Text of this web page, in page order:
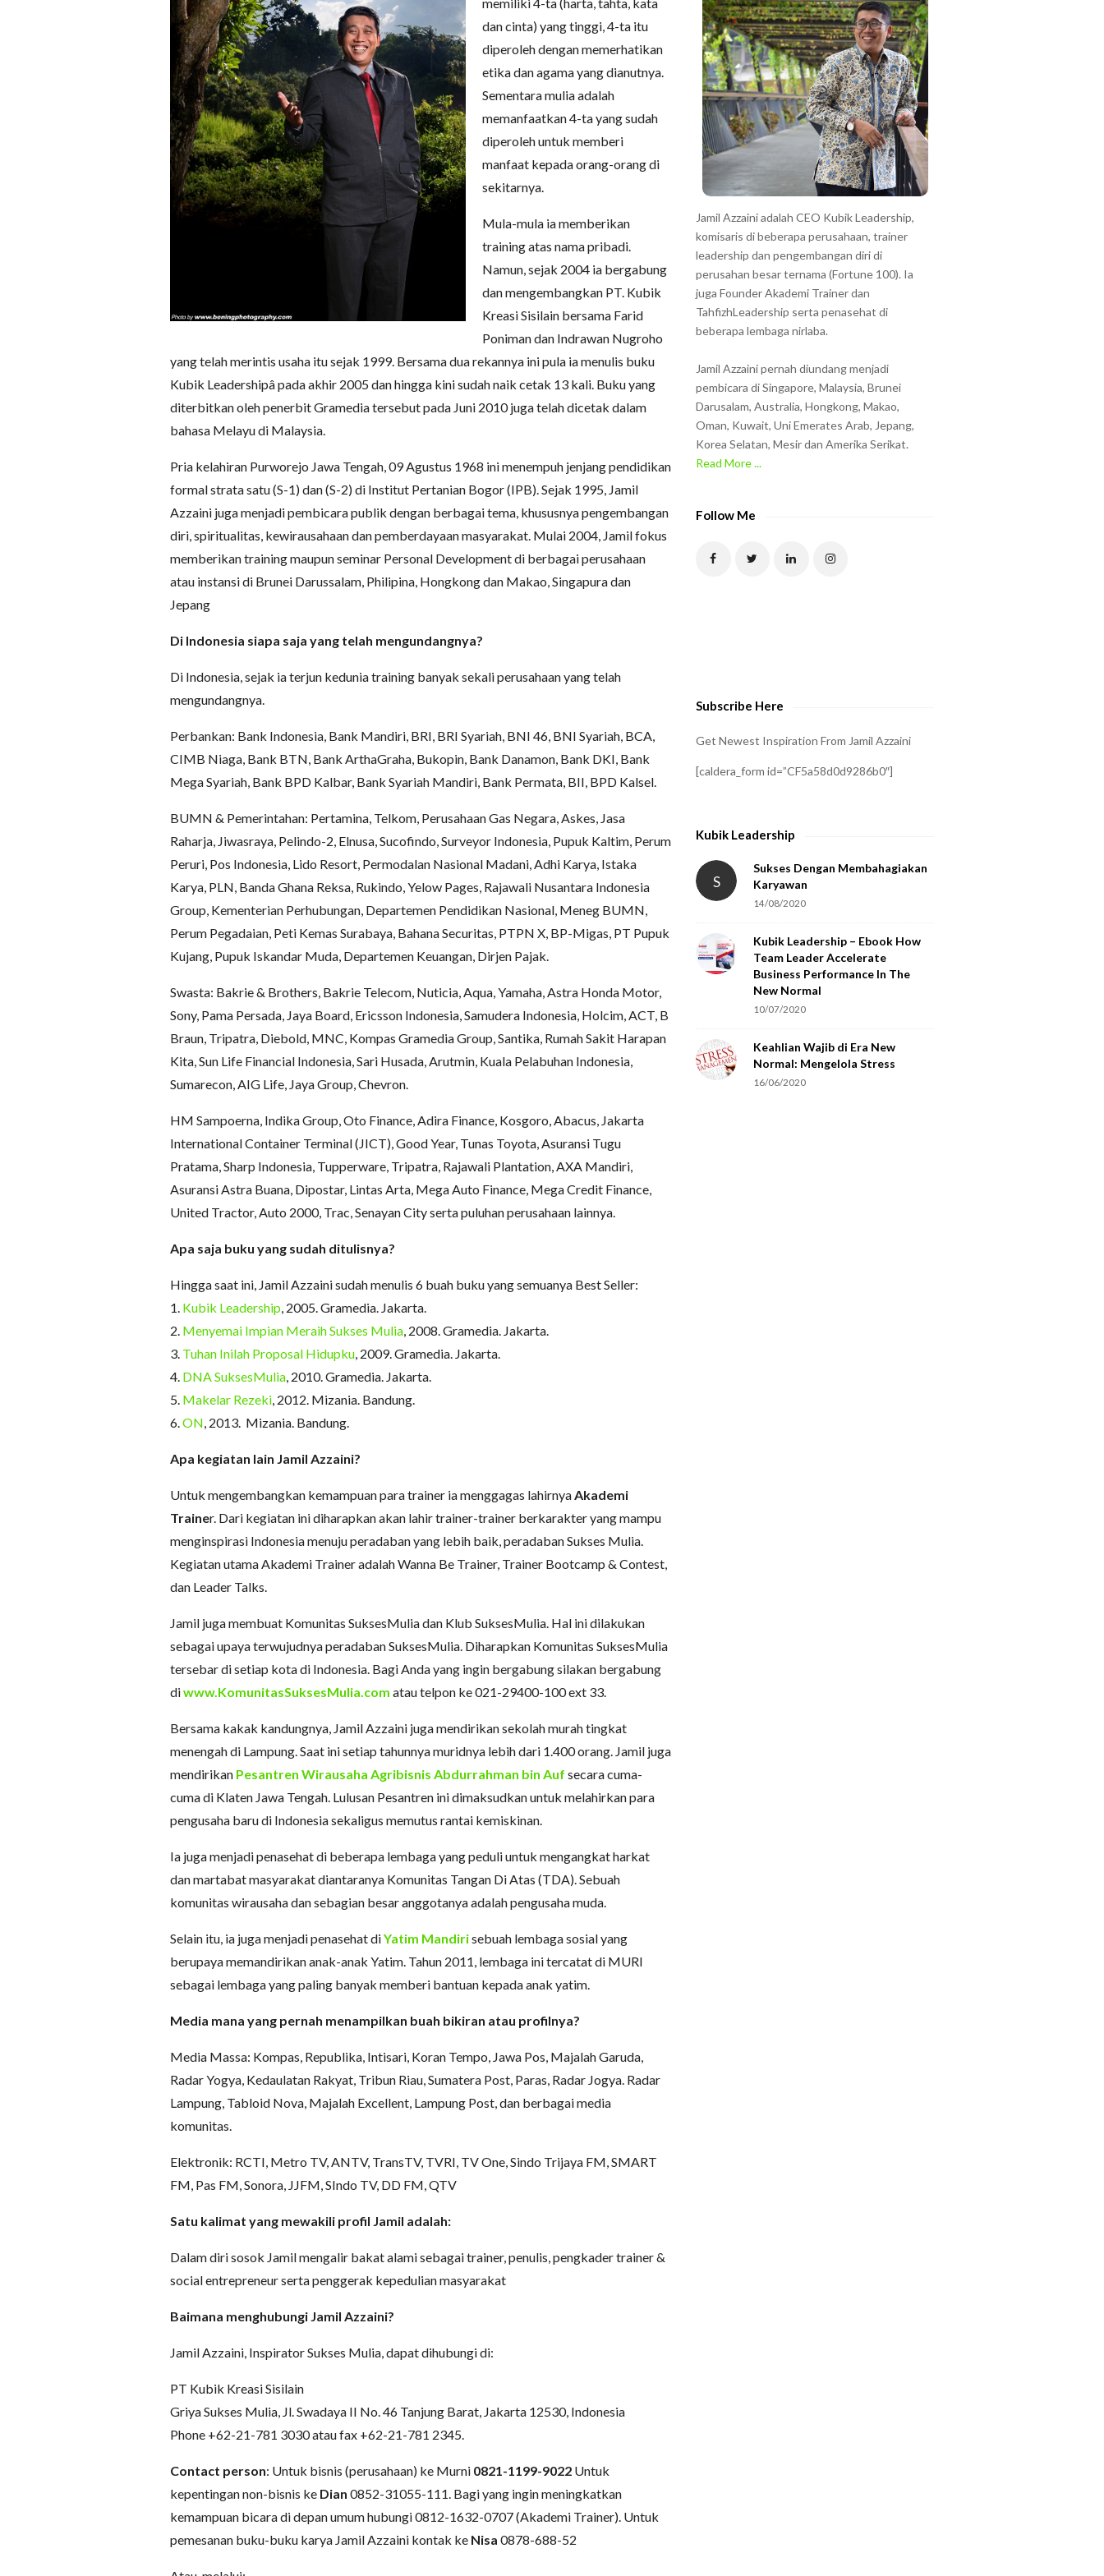
dan cinta) yang tinggi, 4-ta itu
diperoleh dengan memerhatikan
etika dan agama yang dianutnya.
Sementara mulia adalah
memanfaatkan 4-ta yang sudah
diperoleh untuk memberi
manfaat kepada orang-orang di
sekitarnya.
Mula-mula ia memberikan
training atas nama pribadi.
Namun, sejak 2004 ia bergabung
dan mengembangkan PT. Kubik
Kreasi Sisilain bersama Farid
Poniman dan Indrawan Nugroho
yang telah merintis usaha itu sejak 1999. Bersama dua rekannya ini pula ia menulis buku
Kubik Leadershipâ pada akhir 2005 dan hingga kini sudah naik cetak 13 kali. Buku yang
diterbitkan oleh penerbit Gramedia tersebut pada Juni 2010 juga telah dicetak dalam
bahasa Melayu di Malaysia.
Pria kelahiran Purworejo Jawa Tengah, 09 Agustus 1968 ini menempuh jenjang pendidikan
formal strata satu (S-1) dan (S-2) di Institut Pertanian Bogor (IPB). Sejak 1995, Jamil
Azzaini juga menjadi pembicara publik dengan berbagai tema, khususnya pengembangan
diri, spiritualitas, kewirausahaan dan pemberdayaan masyarakat. Mulai 2004, Jamil fokus
memberikan training maupun seminar Personal Development di berbagai perusahaan
atau instansi di Brunei Darussalam, Philipina, Hongkong dan Makao, Singapura dan
Jepang
Di Indonesia siapa saja yang telah mengundangnya?
Di Indonesia, sejak ia terjun kedunia training banyak sekali perusahaan yang telah
mengundangnya.
Perbankan: Bank Indonesia, Bank Mandiri, BRI, BRI Syariah, BNI 46, BNI Syariah, BCA,
CIMB Niaga, Bank BTN, Bank ArthaGraha, Bukopin, Bank Danamon, Bank DKI, Bank
Mega Syariah, Bank BPD Kalbar, Bank Syariah Mandiri, Bank Permata, BII, BPD Kalsel.
BUMN & Pemerintahan: Pertamina, Telkom, Perusahaan Gas Negara, Askes, Jasa
Raharja, Jiwasraya, Pelindo-2, Elnusa, Sucofindo, Surveyor Indonesia, Pupuk Kaltim, Perum
Peruri, Pos Indonesia, Lido Resort, Permodalan Nasional Madani, Adhi Karya, Istaka
Karya, PLN, Banda Ghana Reksa, Rukindo, Yelow Pages, Rajawali Nusantara Indonesia
Group, Kementerian Perhubungan, Departemen Pendidikan Nasional, Meneg BUMN,
Perum Pegadaian, Peti Kemas Surabaya, Bahana Securitas, PTPN X, BP-Migas, PT Pupuk
Kujang, Pupuk Iskandar Muda, Departemen Keuangan, Dirjen Pajak.
Swasta: Bakrie & Brothers, Bakrie Telecom, Nuticia, Aqua, Yamaha, Astra Honda Motor,
Sony, Pama Persada, Jaya Board, Ericsson Indonesia, Samudera Indonesia, Holcim, ACT, B
Braun, Tripatra, Diebold, MNC, Kompas Gramedia Group, Santika, Rumah Sakit Harapan
Kita, Sun Life Financial Indonesia, Sari Husada, Arutmin, Kuala Pelabuhan Indonesia,
Sumarecon, AIG Life, Jaya Group, Chevron.
HM Sampoerna, Indika Group, Oto Finance, Adira Finance, Kosgoro, Abacus, Jakarta
International Container Terminal (JICT), Good Year, Tunas Toyota, Asuransi Tugu
Pratama, Sharp Indonesia, Tupperware, Tripatra, Rajawali Plantation, AXA Mandiri,
Asuransi Astra Buana, Dipostar, Lintas Arta, Mega Auto Finance, Mega Credit Finance,
United Tractor, Auto 2000, Trac, Senayan City serta puluhan perusahaan lainnya.
Apa saja buku yang sudah ditulisnya?
Hingga saat ini, Jamil Azzaini sudah menulis 6 buah buku yang semuanya Best Seller:
1. Kubik Leadership, 2005. Gramedia. Jakarta.
2. Menyemai Impian Meraih Sukses Mulia, 2008. Gramedia. Jakarta.
3. Tuhan Inilah Proposal Hidupku, 2009. Gramedia. Jakarta.
4. DNA SuksesMulia, 2010. Gramedia. Jakarta.
5. Makelar Rezeki, 2012. Mizania. Bandung.
6.ON, 2013. Mizania. Bandung.
Apa kegiatan lain Jamil Azzaini?
Untuk mengembangkan kemampuan para trainer ia menggagas lahirnyaAkademi
Trainer. Dari kegiatan ini diharapkan akan lahir trainer-trainer berkarakter yang mampu
menginspirasi Indonesia menuju peradaban yang lebih baik, peradaban Sukses Mulia.
Kegiatan utama Akademi Trainer adalah Wanna Be Trainer, Trainer Bootcamp & Contest,
dan Leader Talks.
Jamil juga membuat Komunitas SuksesMulia dan Klub SuksesMulia. Hal ini dilakukan
sebagai upaya terwujudnya peradaban SuksesMulia. Diharapkan Komunitas SuksesMulia
tersebar di setiap kota di Indonesia. Bagi Anda yang ingin bergabung silakan bergabung
diwww.KomunitasSuksesMulia.com atau telpon ke 021-29400-100 ext 33.
Bersama kakak kandungnya, Jamil Azzaini juga mendirikan sekolah murah tingkat
menengah di Lampung. Saat ini setiap tahunnya muridnya lebih dari 1.400 orang. Jamil juga
mendirikan Pesantren Wirausaha Agribisnis Abdurrahman bin Auf secara cuma-
cuma di Klaten Jawa Tengah. Lulusan Pesantren ini dimaksudkan untuk melahirkan para
pengusaha baru di Indonesia sekaligus memutus rantai kemiskinan.
Ia juga menjadi penasehat di beberapa lembaga yang peduli untuk mengangkat harkat
dan martabat masyarakat diantaranya Komunitas Tangan Di Atas (TDA). Sebuah
komunitas wirausaha dan sebagian besar anggotanya adalah pengusaha muda.
Selain itu, ia juga menjadi penasehat diYatim Mandirisebuah lembaga sosial yang
berupaya memandirikan anak-anak Yatim. Tahun 2011, lembaga ini tercatat di MURI
sebagai lembaga yang paling banyak memberi bantuan kepada anak yatim.
Media mana yang pernah menampilkan buah bikiran atau profilnya?
Media Massa: Kompas, Republika, Intisari, Koran Tempo, Jawa Pos, Majalah Garuda,
Radar Yogya, Kedaulatan Rakyat, Tribun Riau, Sumatera Post, Paras, Radar Jogya. Radar
Lampung, Tabloid Nova, Majalah Excellent, Lampung Post, dan berbagai media
komunitas.
Elektronik: RCTI, Metro TV, ANTV, TransTV, TVRI, TV One, Sindo Trijaya FM, SMART
FM, Pas FM, Sonora, JJFM, SIndo TV, DD FM, QTV
Satu kalimat yang mewakili profil Jamil adalah:
Dalam diri sosok Jamil mengalir bakat alami sebagai trainer, penulis, pengkader trainer &
social entrepreneur serta penggerak kepedulian masyarakat
Baimana menghubungi Jamil Azzaini?
Jamil Azzaini, Inspirator Sukses Mulia, dapat dihubungi di:
PT Kubik Kreasi Sisilain
Griya Sukses Mulia, Jl. Swadaya II No. 46 Tanjung Barat, Jakarta 12530, Indonesia
Phone +62-21-781 3030 atau fax +62-21-781 2345.
Contact person: Untuk bisnis (perusahaan) ke Murni 0821-1199-9022 Untuk
kepentingan non-bisnis ke Dian 0852-31055-111. Bagi yang ingin meningkatkan
kemampuan bicara di depan umum hubungi 0812-1632-0707 (Akademi Trainer). Untuk
pemesanan buku-buku karya Jamil Azzaini kontak ke Nisa 0878-688-52
Jamil Azzaini adalah CEO Kubik Leadership,
komisaris di beberapa perusahaan, trainer
leadership dan pengembangan diri di
perusahan besar ternama (Fortune 100). Ia
juga Founder Akademi Trainer dan
TahfizhLeadership serta penasehat di
beberapa lembaga nirlaba.
Jamil Azzaini pernah diundang menjadi
pembicara di Singapore, Malaysia, Brunei
Darusalam, Australia, Hongkong, Makao,
Oman, Kuwait, Uni Emerates Arab, Jepang,
Korea Selatan, Mesir dan Amerika Serikat.
Read More ...
Follow Me
Subscribe Here
Get Newest Inspiration From Jamil Azzaini
[caldera_form id=”CF5a58d0d9286b0″]
Kubik Leadership
S
Sukses Dengan Membahagiakan
Karyawan
14/08/2020
Kubik Leadership – Ebook How
Team Leader Accelerate
Business Performance In The
New Normal
10/07/2020
Keahlian Wajib di Era New
Normal: Mengelola Stress
16/06/2020